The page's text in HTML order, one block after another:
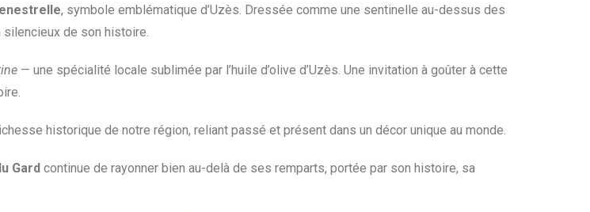
, symbole emblématique d’Uzès. Dressée comme une sentinelle au-dessus des
de son histoire.
— une spécialité locale sublimée par l’huile d’olive d’Uzès. Une invitation à goûter à cette
historique de notre région, reliant passé et présent dans un décor unique au monde.
Gard continue de rayonner bien au-delà de ses remparts, portée par son histoire, sa